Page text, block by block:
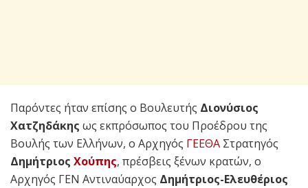
Παρόντες ήταν επίσης ο Βουλευτής Διονύσιος
Χατζηδάκης ως εκπρόσωπος του Προέδρου της
Βουλής των Ελλήνων, ο Αρχηγός ΓΕΕΘΑ Στρατηγός
Δημήτριος Χούπης, πρέσβεις ξένων κρατών, ο
Αρχηγός ΓΕΝ Αντιναύαρχος Δημήτριος-Ελευθέριος